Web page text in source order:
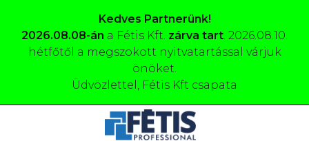
Kedves Partnerünk!
2026.08.08-án a Fétis Kft. zárva tart. 2026.08.10.
hétfőtől a megszokott nyitvatartással várjuk
önöket.
Üdvözlettel, Fétis Kft csapata